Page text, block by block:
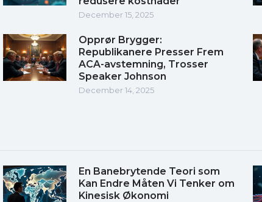
December 15, 2025
Opprør Brygger:
Republikanere Presser Frem
ACA-avstemning, Trosser
Speaker Johnson
December 14, 2025
En Banebrytende Teori som
Kan Endre Måten Vi Tenker om
Kinesisk Økonomi